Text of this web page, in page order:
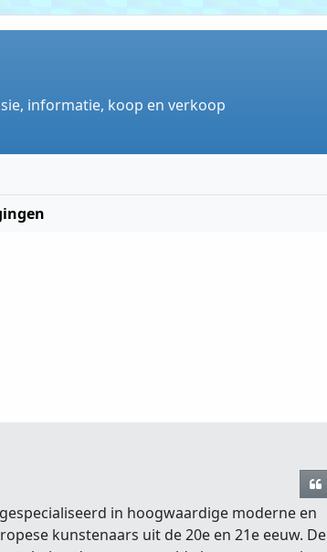
informatie, koop en verkoop
in hoogwaardige moderne en
kunstenaars uit de 20e en 21e eeuw. De